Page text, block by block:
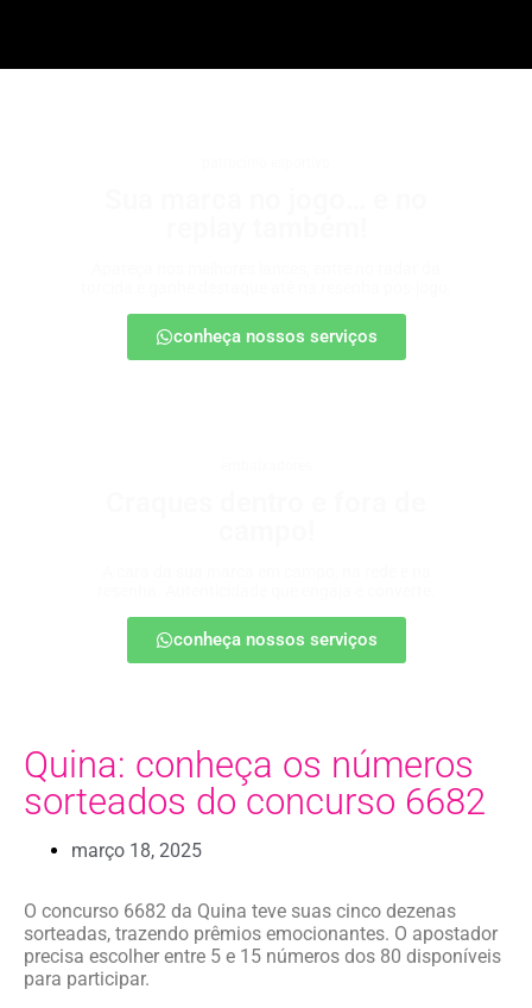
conheça nossos serviços
conheça nossos serviços
Quina: conheça os números
sorteados do concurso 6682
março 18, 2025
O concurso 6682 da Quina teve suas cinco dezenas
sorteadas, trazendo prêmios emocionantes. O apostador
precisa escolher entre 5 e 15 números dos 80 disponíveis
para participar.